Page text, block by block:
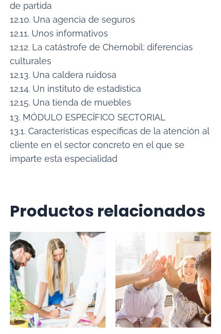
de partida
12.10. Una agencia de seguros
12.11. Unos informativos
12.12. La catástrofe de Chernobil: diferencias
culturales
12.13. Una caldera ruidosa
12.14. Un instituto de estadística
12.15. Una tienda de muebles
13. MÓDULO ESPECÍFICO SECTORIAL
13.1. Características específicas de la atención al
cliente en el sector concreto en el que se
imparte esta especialidad
Productos relacionados